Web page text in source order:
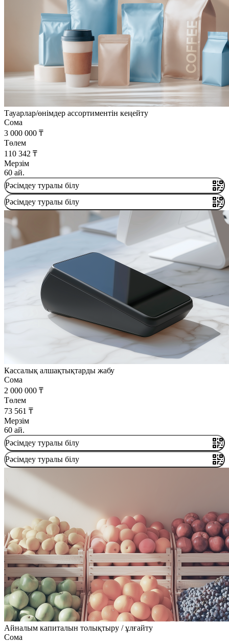
Тауарлар/өнімдер ассортиментін кеңейту
Сома
3 000 000 ₸
Төлем
110 342 ₸
Мерзім
60 ай.
Рәсімдеу туралы білу
Рәсімдеу туралы білу
Кассалық алшақтықтарды жабу
Сома
2 000 000 ₸
Төлем
73 561 ₸
Мерзім
60 ай.
Рәсімдеу туралы білу
Рәсімдеу туралы білу
Айналым капиталын толықтыру / ұлғайту
Сома